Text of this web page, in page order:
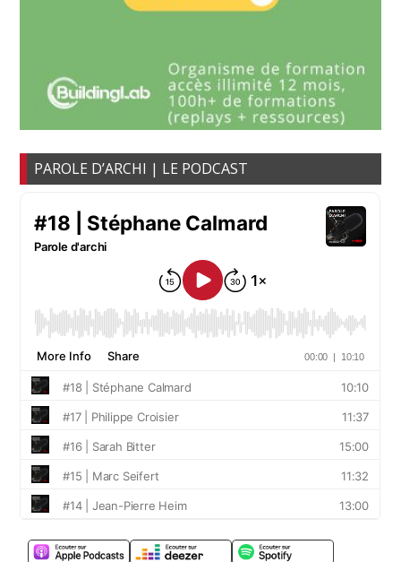
PAROLE D’ARCHI | LE PODCAST